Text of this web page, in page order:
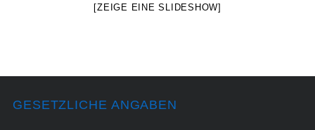
[ZEIGE EINE SLIDESHOW]
GESETZLICHE ANGABEN